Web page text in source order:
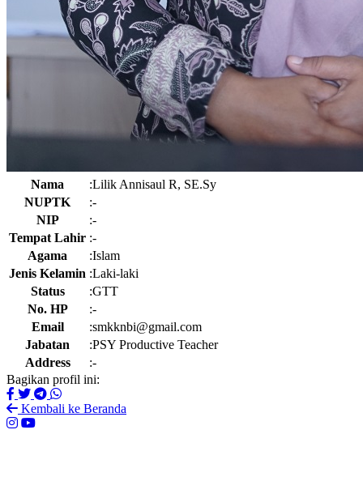
Nama :Lilik Annisaul R, SE.Sy
NUPTK
:-
NIP
:-
Tempat Lahir :-
Agama
:Islam
Jenis Kelamin :Laki-laki
Status
:GTT
No. HP
:-
Email
:smkknbi@gmail.com
Jabatan
:PSY Productive Teacher
Address
:-
Bagikan profil ini:
Kembali ke Beranda